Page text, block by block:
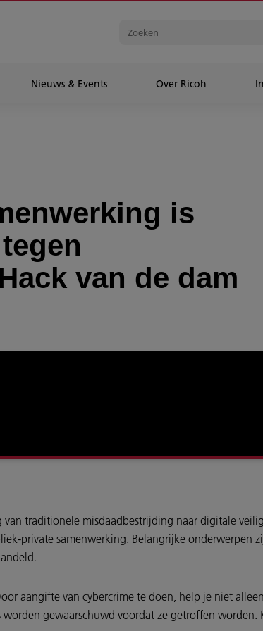
Nieuws & Events Over Ricoh
is
van de dam
traditionele misdaadbestrijding naar digitale
private samenwerking. Belangrijke
aangifte van cybercrime te doen, help je niet
gewaarschuwd voordat ze getroffen